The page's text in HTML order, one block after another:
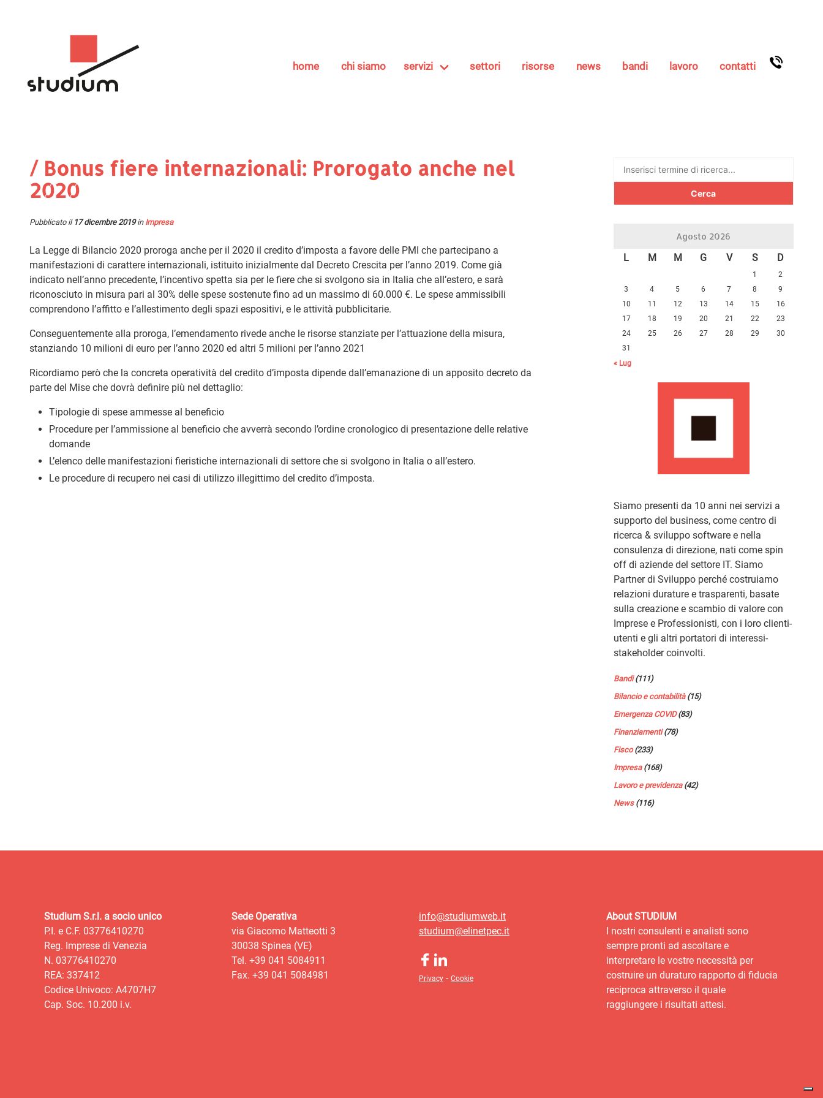
home chi siamo servizi settori risorse news bandi lavoro contatti
/ Bonus fiere internazionali: Prorogato anche nel
2020
Pubblicato il 17 dicembre 2019in Impresa
La Legge di Bilancio 2020 proroga anche per il 2020 il credito d’imposta a favore delle PMI che partecipano a
manifestazioni di carattere internazionali, istituito inizialmente dal Decreto Crescita per l’anno 2019. Come già
indicato nell’anno precedente, l’incentivo spetta sia per le fiere che si svolgono sia in Italia che all’estero, e sarà
riconosciuto in misura pari al 30% delle spese sostenute fino ad un massimo di 60.000 €. Le spese ammissibili
comprendono l’affitto e l’allestimento degli spazi espositivi, e le attività pubblicitarie.
Conseguentemente alla proroga, l’emendamento rivede anche le risorse stanziate per l’attuazione della misura,
stanziando 10 milioni di euro per l’anno 2020 ed altri 5 milioni per l’anno 2021
Ricordiamo però che la concreta operatività del credito d’imposta dipende dall’emanazione di un apposito decreto da
parte del Mise che dovrà definire più nel dettaglio:
Tipologie di spese ammesse al beneficio
Procedure per l’ammissione al beneficio che avverrà secondo l’ordine cronologico di presentazione delle relative
domande
L’elenco delle manifestazioni fieristiche internazionali di settore che si svolgono in Italia o all’estero.
Le procedure di recupero nei casi di utilizzo illegittimo del credito d’imposta.
Ricerca
Agosto 2026
L M M G V S D
1
2
3
4 5 6 7 8
9
10
11 12 13 14 15
16
17
18 19 20 21 22
23
24
25 26 27 28 29
30
31
« Lug
Siamo presenti da 10 anni nei servizi a
supporto del business, come centro di
ricerca & sviluppo software e nella
consulenza di direzione, nati come spin
off di aziende del settore IT. Siamo
Partner di Sviluppo perché costruiamo
relazioni durature e trasparenti, basate
sulla creazione e scambio di valore con
Imprese e Professionisti, con i loro clienti-
utenti e gli altri portatori di interessi-
stakeholder coinvolti.
Bandi(111)
Bilancio e contabilità(15)
Emergenza COVID(83)
Finanziamenti(78)
Fisco(233)
Impresa(168)
Lavoro e previdenza(42)
News(116)
Studium S.r.l. a socio unico
P.I. e C.F. 03776410270
Reg. Imprese di Venezia
N. 03776410270
REA: 337412
Codice Univoco: A4707H7
Cap. Soc. 10.200 i.v.
Sede Operativa
via Giacomo Matteotti 3
30038 Spinea (VE)
Tel. +39 041 5084911
Fax. +39 041 5084981
info@studiumweb.it
studium@elinetpec.it
Privacy - Cookie
About STUDIUM
I nostri consulenti e analisti sono
sempre pronti ad ascoltare e
interpretare le vostre necessità per
costruire un duraturo rapporto di fiducia
reciproca attraverso il quale
raggiungere i risultati attesi.